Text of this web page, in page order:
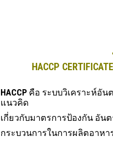
HACCP
HACCP คือ ระบบวิเคราะห์อั
แนวคิด
เกี่ยวกับมาตรการป้องกัน อั
กระบวนการในการผลิตอาหา